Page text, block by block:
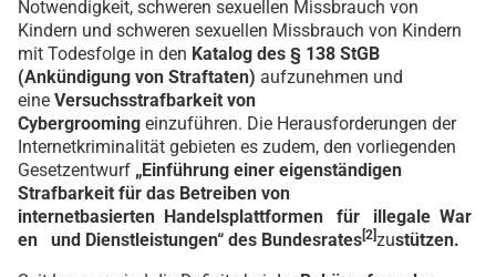
Notwendigkeit, schweren sexuellen Missbrauch von
Kindern und schweren sexuellen Missbrauch von Kindern
mit Todesfolge in den Katalog des § 138 StGB
(Ankündigung von Straftaten) aufzunehmen und
eine Versuchsstrafbarkeit von
Cybergrooming einzuführen. Die Herausforderungen der
Internetkriminalität gebieten es zudem, den vorliegenden
Gesetzentwurf „Einführung einer eigenständigen
Strafbarkeit für das Betreiben von
internetbasierten Handelsplattformen für illegale War
en und Dienstleistungen“ des Bundesrates[2]zustützen.